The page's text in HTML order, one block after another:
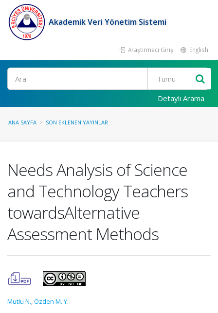
Akademik Veri Yönetim Sistemi
Araştırmacı Girişi English
Ara
Detaylı Arama
ANA SAYFA SON EKLENEN YAYINLAR
Needs Analysis of Science
and Technology Teachers
towardsAlternative
Assessment Methods
Mutlu N.,Özden M. Y.